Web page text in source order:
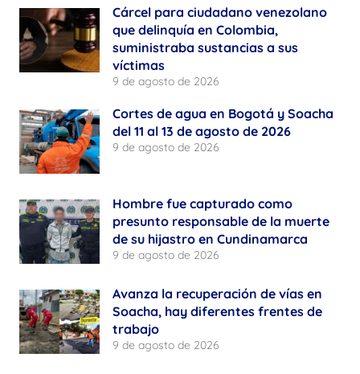
Cárcel para ciudadano venezolano
que delinquía en Colombia,
suministraba sustancias a sus
víctimas
9 de agosto de 2026
Cortes de agua en Bogotá y Soacha
del 11 al 13 de agosto de 2026
9 de agosto de 2026
Hombre fue capturado como
presunto responsable de la muerte
de su hijastro en Cundinamarca
9 de agosto de 2026
Avanza la recuperación de vías en
Soacha, hay diferentes frentes de
trabajo
9 de agosto de 2026